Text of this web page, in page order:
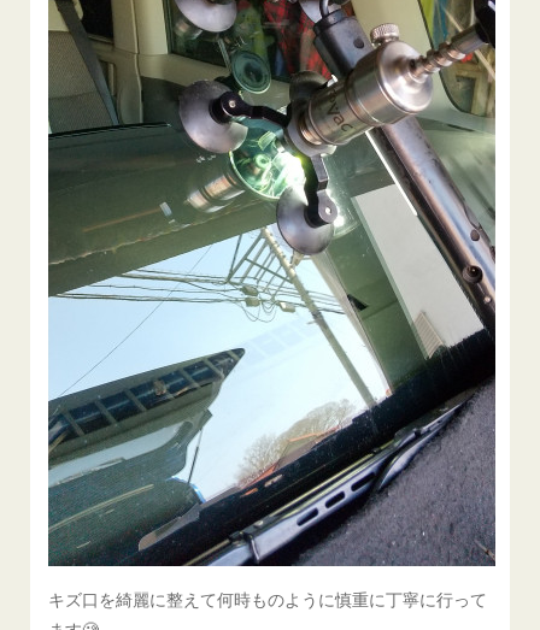
キズ口を綺麗に整えて何時ものように慎重に丁寧に行って